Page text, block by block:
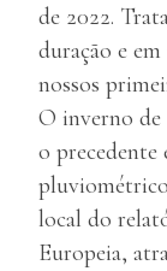
de 2022.
duração e
nossos
O inverno de
o precedente
local do
Europeia,